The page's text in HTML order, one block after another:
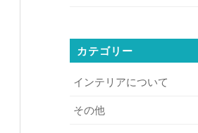
カテゴリー
インテリアについて
その他